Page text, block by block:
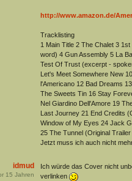
http://www.amazon.de/
Tracklisting
1 Main Title 2 The Chalet 3
word) 4 Gun Assembly 5 La
Test Of Trust (excerpt -
Let's Meet Somewhere New
l'Americano 12 Bad Dreams
The Sweets Tin 16 Stay
Nel Giardino Dell'Amore 19
Last Journey 21 End Credits
Window of My Eyes 24 Jack
25 The Tunnel (Original
Jetzt muss ich auch nicht
idmud
15 Jahren
Ich würde das Cover nicht
verlinken